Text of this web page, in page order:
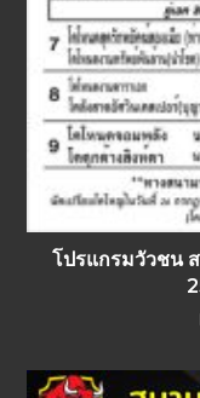
โปรแกรมวัวชน